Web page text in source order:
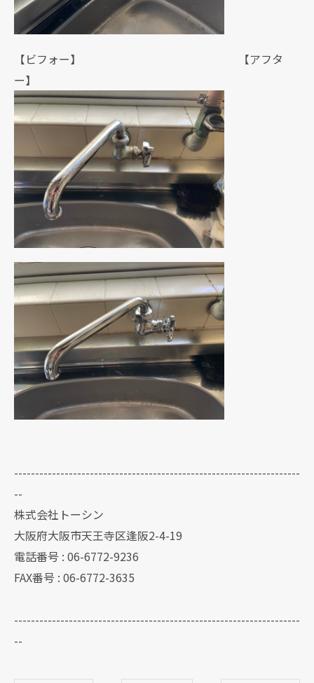
【ビフォー】 【アフタ
ー】
--------------------------------------------------------------------
--
株式会社トーシン
大阪府大阪市天王寺区逢阪2-4-19
電話番号 : 06-6772-9236
FAX番号 : 06-6772-3635
--------------------------------------------------------------------
--